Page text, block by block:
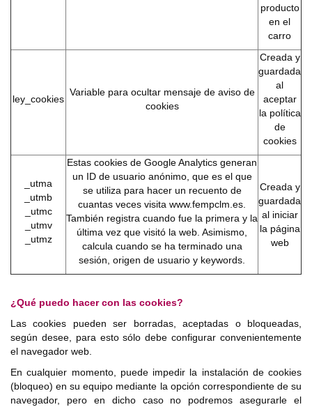
producto
en el
carro
ley_cookies
Variable para ocultar mensaje de aviso de
cookies
Creada y
guardada
al
aceptar
la política
de
cookies
_utma
_utmb
_utmc
_utmv
_utmz
Estas cookies de Google Analytics generan
un ID de usuario anónimo, que es el que
se utiliza para hacer un recuento de
cuantas veces visita www.fempclm.es.
También registra cuando fue la primera y la
última vez que visitó la web. Asimismo,
calcula cuando se ha terminado una
sesión, origen de usuario y keywords.
Creada y
guardada
al iniciar
la página
web
¿Qué puedo hacer con las cookies?
Las cookies pueden ser borradas, aceptadas o bloqueadas,
según desee, para esto sólo debe configurar convenientemente
el navegador web.
En cualquier momento, puede impedir la instalación de cookies
(bloqueo) en su equipo mediante la opción correspondiente de su
navegador, pero en dicho caso no podremos asegurarle el